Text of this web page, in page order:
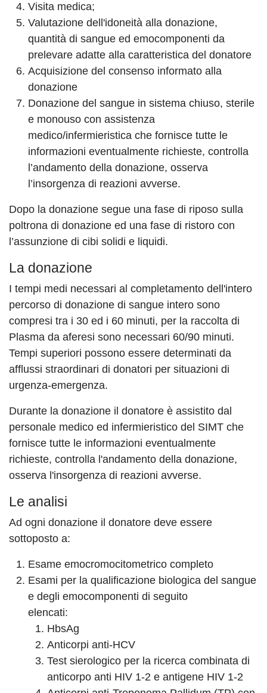
Visita medica;
Valutazione dell'idoneità alla donazione,
quantità di sangue ed emocomponenti da
prelevare adatte alla caratteristica del donatore
Acquisizione del consenso informato alla
donazione
Donazione del sangue in sistema chiuso, sterile
e monouso con assistenza
medico/infermieristica che fornisce tutte le
informazioni eventualmente richieste, controlla
l’andamento della donazione, osserva
l’insorgenza di reazioni avverse.
Dopo la donazione segue una fase di riposo sulla
poltrona di donazione ed una fase di ristoro con
l’assunzione di cibi solidi e liquidi.
La donazione
I tempi medi necessari al completamento dell'intero
percorso di donazione di sangue intero sono
compresi tra i 30 ed i 60 minuti, per la raccolta di
Plasma da aferesi sono necessari 60/90 minuti.
Tempi superiori possono essere determinati da
afflussi straordinari di donatori per situazioni di
urgenza-emergenza.
Durante la donazione il donatore è assistito dal
personale medico ed infermieristico del SIMT che
fornisce tutte le informazioni eventualmente
richieste, controlla l'andamento della donazione,
osserva l'insorgenza di reazioni avverse.
Le analisi
Ad ogni donazione il donatore deve essere
sottoposto a:
Esame emocromocitometrico completo
Esami per la qualificazione biologica del sangue
e degli emocomponenti di seguito
elencati:
HbsAg
Anticorpi anti-HCV
Test sierologico per la ricerca combinata di
anticorpo anti HIV 1-2 e antigene HIV 1-2